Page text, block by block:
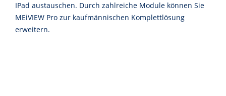
IPad austauschen. Durch zahlreiche Module können Sie
MEiVIEW Pro zur kaufmännischen Komplettlösung
erweitern.